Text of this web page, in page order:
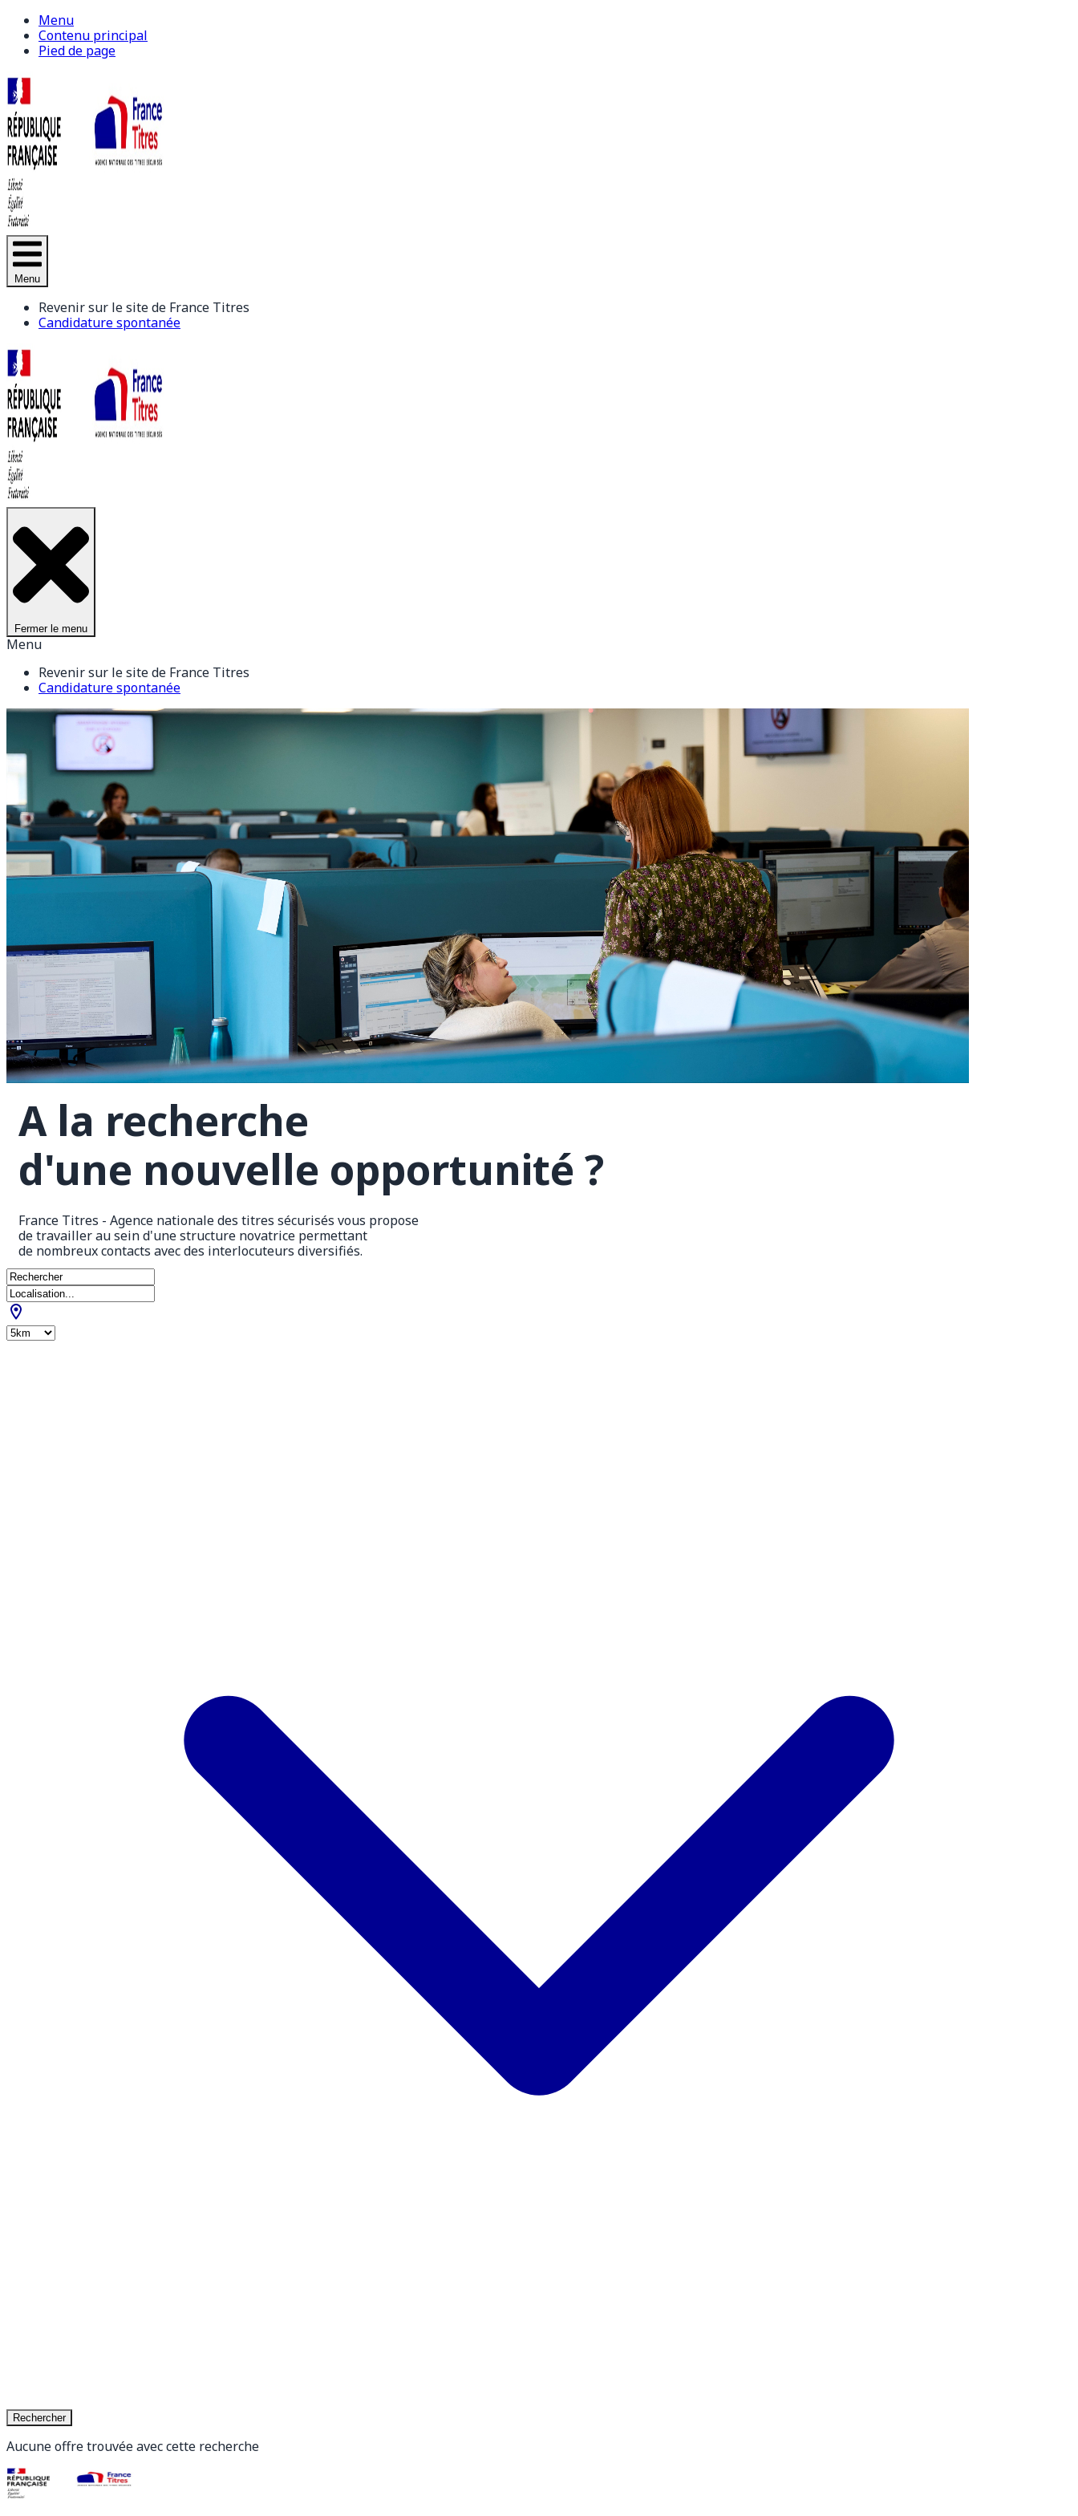
Menu
Contenu principal
Pied de page
Menu
Revenir sur le site de France Titres
Candidature spontanée
Fermer le menu
Menu
Revenir sur le site de France Titres
Candidature spontanée
A la recherche
d'une nouvelle opportunité ?
France Titres - Agence nationale des titres sécurisés vous propose
de travailler au sein d'une structure novatrice permettant
de nombreux contacts avec des interlocuteurs diversifiés.
Rechercher
Aucune offre trouvée avec cette recherche